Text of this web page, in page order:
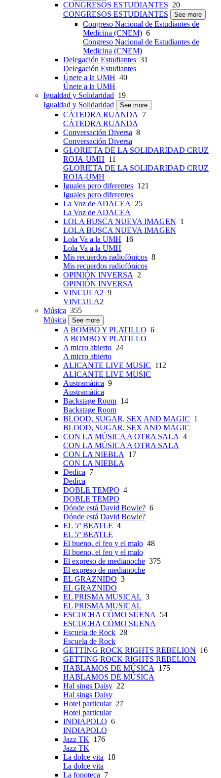
CONGRESOS ESTUDIANTES 20
CONGRESOS ESTUDIANTES
See more
Congreso Nacional de Estudiantes de
Medicina (CNEM) 6
Congreso Nacional de Estudiantes de
Medicina (CNEM)
Delegación Estudiantes 31
Delegación Estudiantes
Únete a la UMH 40
Únete a la UMH
Igualdad y Solidaridad 19
Igualdad y Solidaridad
See more
CÁTEDRA RUANDA
7
CÁTEDRA RUANDA
Conversación Diversa 8
Conversación Diversa
GLORIETA DE LA SOLIDARIDAD CRUZ
ROJA-UMH 11
GLORIETA DE LA SOLIDARIDAD CRUZ
ROJA-UMH
Iguales pero diferentes 121
Iguales pero diferentes
La Voz de ADACEA
25
La Voz de ADACEA
LOLA BUSCA NUEVA IMAGEN 1
LOLA BUSCA NUEVA IMAGEN
Lola Va a la UMH 16
Lola Va a la UMH
Mis recuerdos radiofónicos 8
Mis recuerdos radiofónicos
OPINIÓN INVERSA
2
OPINIÓN INVERSA
VINCULA2 9
VINCULA2
Música 355
Música
See more
A BOMBO Y PLATILLO 6
A BOMBO Y PLATILLO
A micro abierto 24
A micro abierto
ALICANTE LIVE MUSIC 112
ALICANTE LIVE MUSIC
Austramática 9
Austramática
Backstage Room 14
Backstage Room
BLOOD, SUGAR, SEX AND MAGIC 1
BLOOD, SUGAR, SEX AND MAGIC
CON LA MÚSICA A OTRA SALA 4
CON LA MÚSICA A OTRA SALA
CON LA NIEBLA
17
CON LA NIEBLA
Dedica 7
Dedica
DOBLE TEMPO 4
DOBLE TEMPO
Dónde está David Bowie? 6
Dónde está David Bowie?
EL 5º BEATLE 4
EL 5º BEATLE
El bueno, el feo y el malo 48
El bueno, el feo y el malo
El expreso de medianoche 375
El expreso de medianoche
EL GRAZNIDO 3
EL GRAZNIDO
EL PRISMA MUSICAL 3
EL PRISMA MUSICAL
ESCUCHA CÓMO SUENA
54
ESCUCHA CÓMO SUENA
Escuela de Rock 28
Escuela de Rock
GETTING ROCK RIGHTS REBELION 16
GETTING ROCK RIGHTS REBELION
HABLAMOS DE MÚSICA
175
HABLAMOS DE MÚSICA
Hal sings Daisy 22
Hal sings Daisy
Hotel particular27
Hotel particular
INDIAPOLO 6
INDIAPOLO
Jazz TK 176
Jazz TK
La dolce vita 18
La dolce vita
La fonoteca 7